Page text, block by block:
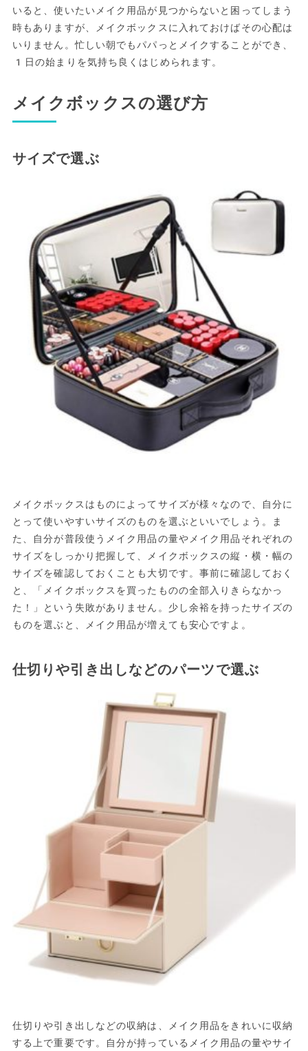
いると、使いたいメイク用品が見つからないと困ってしまう
時もありますが、メイクボックスに入れておけばその心配は
いりません。忙しい朝でもパパっとメイクすることができ、
1日の始まりを気持ち良くはじめられます。
メイクボックスの選び方
サイズで選ぶ
メイクボックスはものによってサイズが様々なので、自分に
とって使いやすいサイズのものを選ぶといいでしょう。ま
た、自分が普段使うメイク用品の量やメイク用品それぞれの
サイズをしっかり把握して、メイクボックスの縦・横・幅の
サイズを確認しておくことも大切です。事前に確認しておく
と、「メイクボックスを買ったものの全部入りきらなかっ
た！」という失敗がありません。少し余裕を持ったサイズの
ものを選ぶと、メイク用品が増えても安心ですよ。
仕切りや引き出しなどのパーツで選ぶ
仕切りや引き出しなどの収納は、メイク用品をきれいに収納
する上で重要です。自分が持っているメイク用品の量やサイ